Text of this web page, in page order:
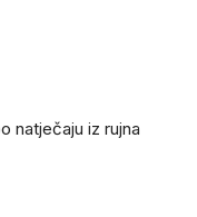
natječaju iz rujna